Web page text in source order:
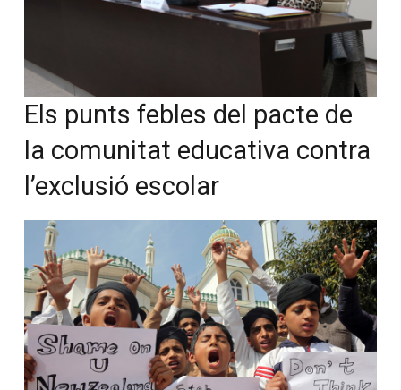
Els punts febles del pacte de
la comunitat educativa contra
l’exclusió escolar